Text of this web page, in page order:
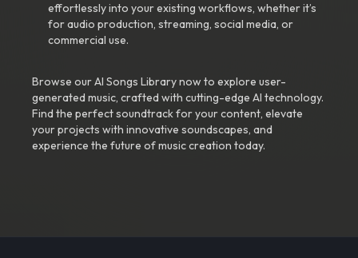
effortlessly into your existing workflows, whether it’s
for audio production, streaming, social media, or
commercial use.
Browse our AI Songs Library now to explore user-
generated music, crafted with cutting-edge AI technology.
Find the perfect soundtrack for your content, elevate
your projects with innovative soundscapes, and
experience the future of music creation today.